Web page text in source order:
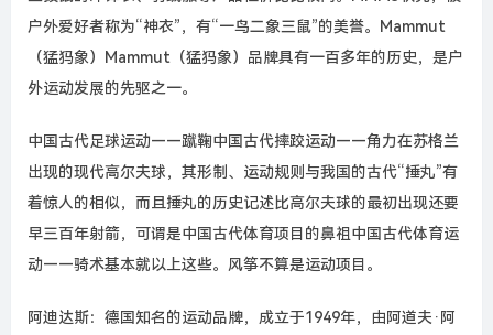
户外爱好者称为“神衣”，有“一鸟二象三鼠”的美誉。Mammut
（猛犸象）Mammut（猛犸象）品牌具有一百多年的历史，是户
外运动发展的先驱之一。
中国古代足球运动——蹴鞠中国古代摔跤运动——角力在苏格兰
出现的现代高尔夫球，其形制、运动规则与我国的古代“捶丸”有
着惊人的相似，而且捶丸的历史记述比高尔夫球的最初出现还要
早三百年射箭，可谓是中国古代体育项目的鼻祖中国古代体育运
动——骑术基本就以上这些。风筝不算是运动项目。
阿迪达斯：德国知名的运动品牌，成立于1949年，由阿道夫·阿